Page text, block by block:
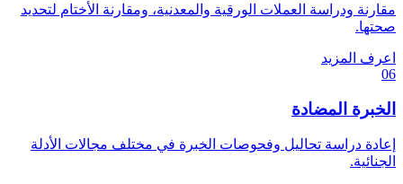
مقارنة ودراسة العملات الورقية والمعدنية، ومقارنة الأختام لتحديد
صحتها.
اعرف المزيد
06
الخبرة المضادة
إعادة دراسة تحاليل وفحوصات الخبرة في مختلف مجالات الأدلة
الجنائية.